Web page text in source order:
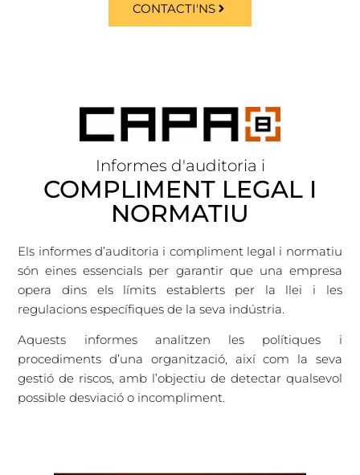
Informes d'auditoria i
COMPLIMENT LEGAL I
NORMATIU
Els informes d’auditoria i compliment legal i normatiu
són eines essencials per garantir que una empresa
opera dins els límits establerts per la llei i les
regulacions específiques de la seva indústria.
Aquests informes analitzen les polítiques i
procediments d’una organització, així com la seva
gestió de riscos, amb l’objectiu de detectar qualsevol
possible desviació o incompliment.
CONTACTI'NS